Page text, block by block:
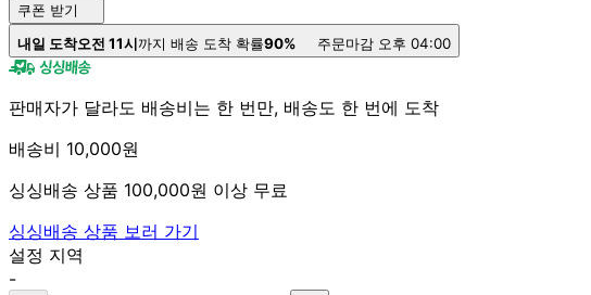
쿠폰 받기
내일 도착오전 11시까지 배송 도착 확률90% 주문마감 오후 04:00
판매자가 달라도 배송비는 한 번만, 배송도 한 번에 도착
배송비 10,000원
싱싱배송 상품 100,000원 이상 무료
싱싱배송 상품 보러 가기
설정 지역
-